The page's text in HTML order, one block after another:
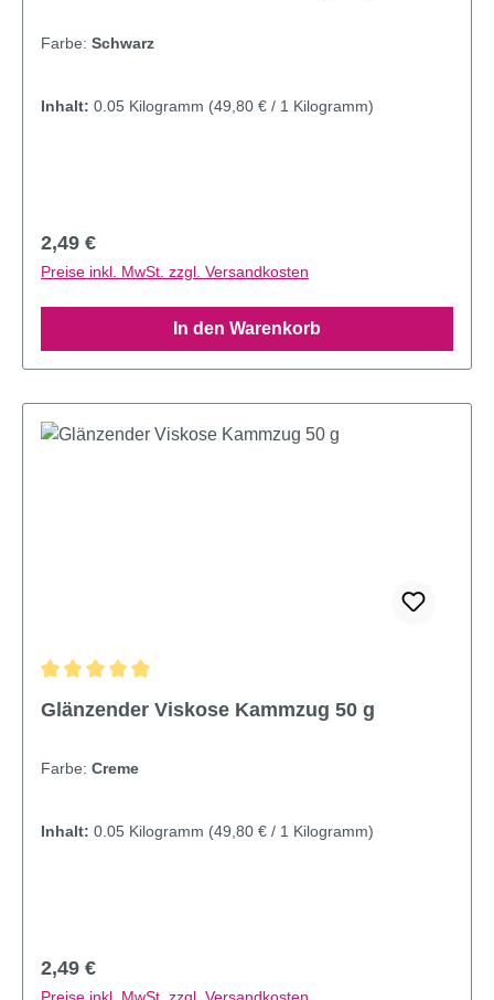
Farbe: Schwarz
Inhalt: 0.05 Kilogramm (49,80 € / 1 Kilogramm)
Regulärer Preis:
2,49 €
Preise inkl. MwSt. zzgl. Versandkosten
In den Warenkorb
Glänzender Viskose Kammzug 50 g
Farbe: Creme
Inhalt: 0.05 Kilogramm (49,80 € / 1 Kilogramm)
Regulärer Preis:
2,49 €
Preise inkl. MwSt. zzgl. Versandkosten